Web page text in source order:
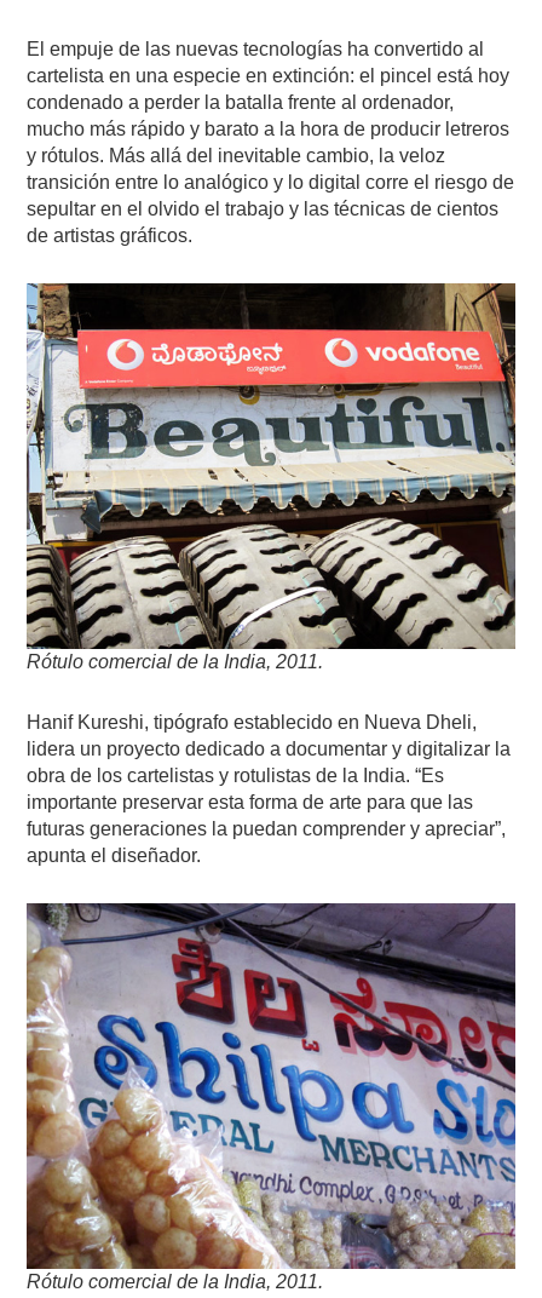
El empuje de las nuevas tecnologías ha convertido al
cartelista en una especie en extinción: el pincel está hoy
condenado a perder la batalla frente al ordenador,
mucho más rápido y barato a la hora de producir letreros
y rótulos. Más allá del inevitable cambio, la veloz
transición entre lo analógico y lo digital corre el riesgo de
sepultar en el olvido el trabajo y las técnicas de cientos
de artistas gráficos.
Rótulo comercial de la India, 2011.
Hanif Kureshi, tipógrafo establecido en Nueva Dheli,
lidera un proyecto dedicado a documentar y digitalizar la
obra de los cartelistas y rotulistas de la India. “Es
importante preservar esta forma de arte para que las
futuras generaciones la puedan comprender y apreciar”,
apunta el diseñador.
Rótulo comercial de la India, 2011.